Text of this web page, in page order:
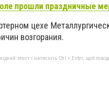
прошли праздничные
цехе
возгорания.
текст і натисніть Ctrl + Enter, щоб